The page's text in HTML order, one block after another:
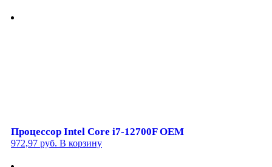
Процессор Intel Core i7-12700F OEM
972,97 руб. В корзину